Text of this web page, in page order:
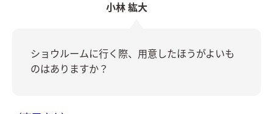
小林 紘大
ショウルームに行く際、用意したほうがよいも
のはありますか？